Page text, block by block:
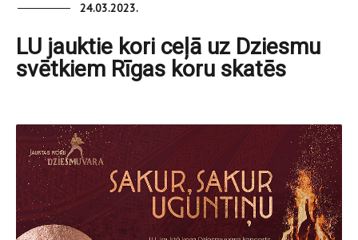
24.03.2023.
LU jauktie kori ceļā uz Dziesmu
svētkiem Rīgas koru skatēs